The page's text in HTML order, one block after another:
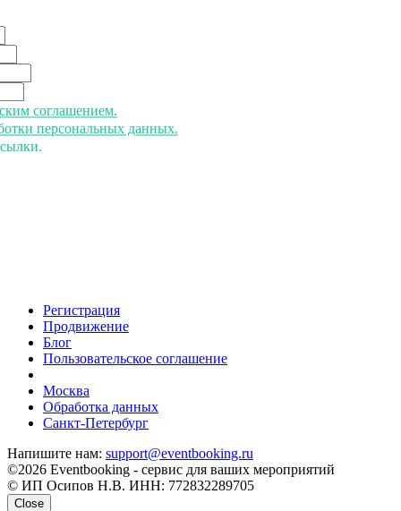
соглашением.
персональных данных.
Регистрация
Продвижение
Блог
Пользовательское соглашение
Москва
Обработка данных
Санкт-Петербург
Напишите нам: support@eventbooking.ru
©2026 Eventbooking - сервис для ваших мероприятий
© ИП Осипов Н.В. ИНН: 772832289705
Close